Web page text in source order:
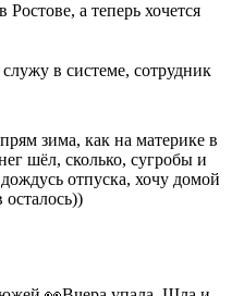
а теперь хочется
в системе, сотрудник
зима, как на материке в
шёл, сколько, сугробы и
отпуска, хочу домой